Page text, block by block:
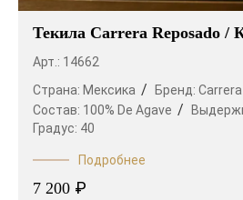
Текила Carrera Reposado /
Арт.: 14662
Страна: Мексика Бренд: Carrera
Состав: 100% De Agave
Градус: 40
Подробнее
7 200 ₽